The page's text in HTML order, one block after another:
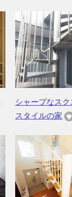
シャープなスク
スタイルの家